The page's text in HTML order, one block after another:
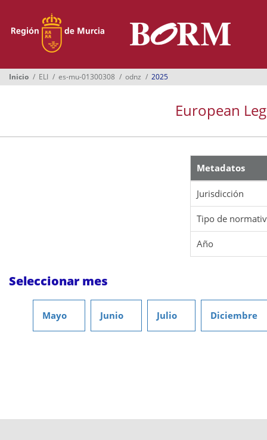
Boletines
Ayuntamientos
Inicio ELI es-mu-01300308 odnz 2025
European
Metadatos
Jurisdicción
Tipo de
Año
Seleccionar mes
Mayo Junio Julio Diciembre